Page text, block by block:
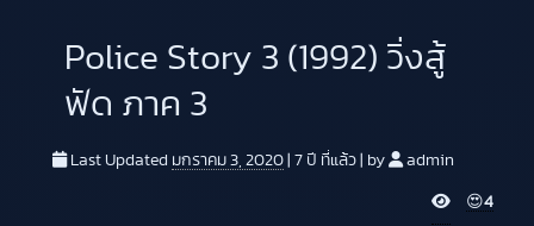
Police Story 3 (1992) วิ่งสู้
ฟัด ภาค 3
Last Updated มกราคม 3, 2020 7 ปี ที่แล้ว by admin
V 😍4